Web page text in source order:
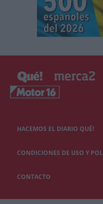
HACEMOS EL DIARIO QUÉ!
CONDICIONES DE USO Y
CONTACTO